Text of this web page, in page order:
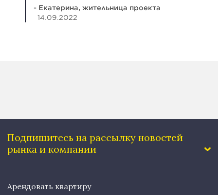
- Екатерина, жительница проекта
14.09.2022
Подпишитесь на рассылку новостей
рынка и компании
Арендовать квартиру